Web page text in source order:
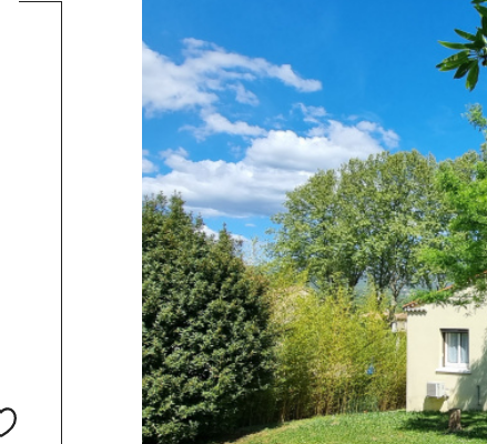
Sélectionner